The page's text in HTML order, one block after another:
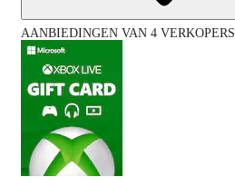
AANBIEDINGEN VAN 4 VERKOPERS